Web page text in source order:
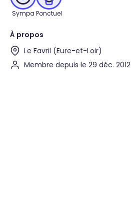
Sympa Ponctuel
À propos
Le Favril (Eure-et-Loir)
Membre depuis le 29 déc. 2012